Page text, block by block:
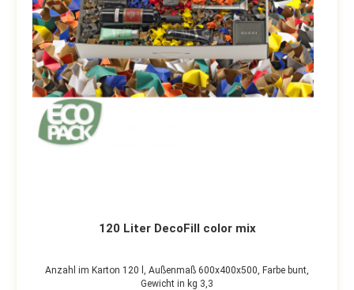
120 Liter DecoFill color mix
Anzahl im Karton 120 l, Außenmaß 600x400x500, Farbe bunt,
Gewicht in kg 3,3